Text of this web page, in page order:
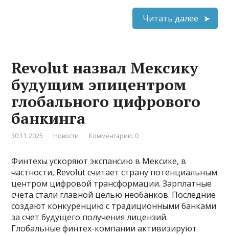
Читать далее
Revolut назвал Мексику
будущим эпицентром
глобального цифрового
банкинга
30.11.2025 Новости Комментарии: 0
Финтехы ускоряют экспансию в Мексике, в
частности, Revolut считает страну потенциальным
центром цифровой трансформации. Зарплатные
счета стали главной целью необанков. Последние
создают конкуренцию с традиционными банками
за счет будущего получения лицензий.
Глобальные финтех-компании активизируют